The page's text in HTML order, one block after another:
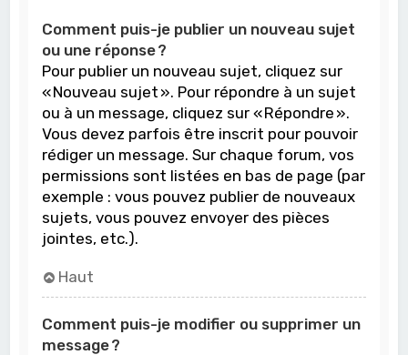
Comment puis-je publier un nouveau sujet
ou une réponse ?
Pour publier un nouveau sujet, cliquez sur
« Nouveau sujet ». Pour répondre à un sujet
ou à un message, cliquez sur « Répondre ».
Vous devez parfois être inscrit pour pouvoir
rédiger un message. Sur chaque forum, vos
permissions sont listées en bas de page (par
exemple : vous pouvez publier de nouveaux
sujets, vous pouvez envoyer des pièces
jointes, etc.).
Haut
Comment puis-je modifier ou supprimer un
message ?